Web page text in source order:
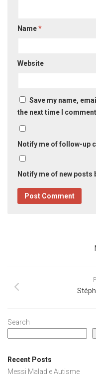
Name*
Website
Save my name,
the next time I
Notify me of follow-up
Notify me of new posts
Search
Recent Posts
Messi Maladie Autisme